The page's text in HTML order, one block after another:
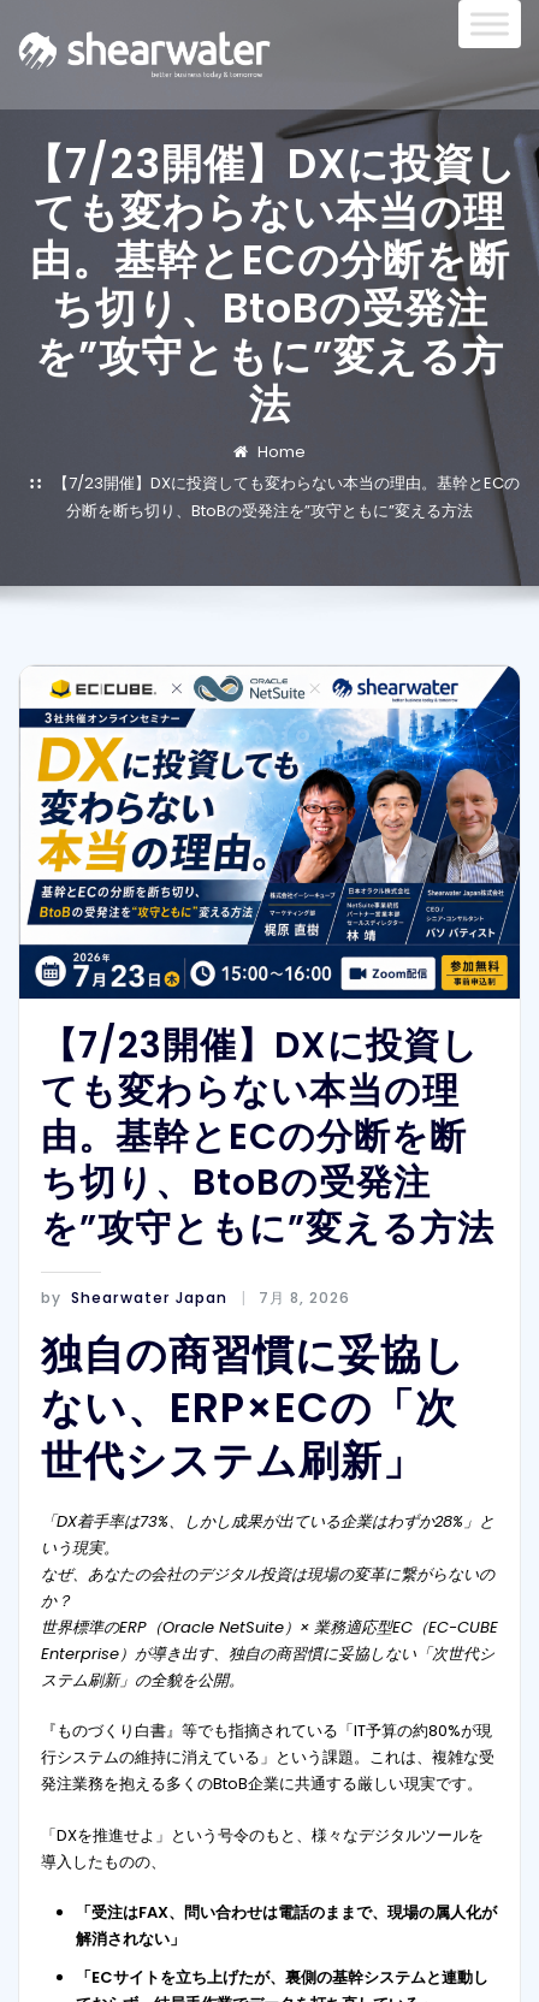
【7/23開催】DXに投資し
ても変わらない本当の理
由。基幹とECの分断を断
ち切り、BtoBの受発注
を”攻守ともに”変える方
法
Home
【7/23開催】DXに投資しても変わらない本当の理由。基幹とECの
分断を断ち切り、BtoBの受発注を”攻守ともに”変える方法
【7/23開催】DXに投資し
ても変わらない本当の理
由。基幹とECの分断を断
ち切り、BtoBの受発注
を”攻守ともに”変える方法
by Shearwater Japan 7月 8, 2026
独自の商習慣に妥協し
ない、ERP×ECの「次
世代システム刷新」
「DX着手率は73%、しかし成果が出ている企業はわずか28%」と
いう現実。
なぜ、あなたの会社のデジタル投資は現場の変革に繋がらないの
か？
世界標準のERP（Oracle NetSuite）× 業務適応型EC（EC-CUBE
Enterprise）が導き出す、独自の商習慣に妥協しない「次世代シ
ステム刷新」の全貌を公開。
『ものづくり白書』等でも指摘されている「IT予算の約80%が現
行システムの維持に消えている」という課題。これは、複雑な受
発注業務を抱える多くのBtoB企業に共通する厳しい現実です。
「DXを推進せよ」という号令のもと、様々なデジタルツールを
導入したものの、
「受注はFAX、問い合わせは電話のままで、現場の属人化が
解消されない」
「ECサイトを立ち上げたが、裏側の基幹システムと連動し